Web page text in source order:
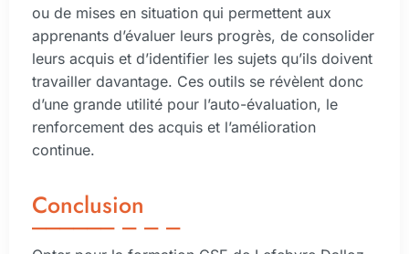
ou de mises en situation qui permettent aux
apprenants d’évaluer leurs progrès, de consolider
leurs acquis et d’identifier les sujets qu’ils doivent
travailler davantage. Ces outils se révèlent donc
d’une grande utilité pour l’auto-évaluation, le
renforcement des acquis et l’amélioration
continue.
Conclusion